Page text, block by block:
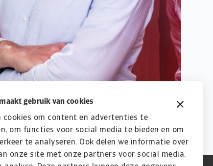
gebruik van cookies
cookies om content en advertenties te
om functies voor social media te bieden en om
te analyseren. Ook delen we informatie over
onze site met onze partners voor social media,